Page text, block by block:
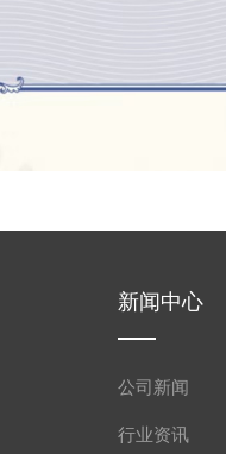
新闻中心
公司新闻
行业资讯